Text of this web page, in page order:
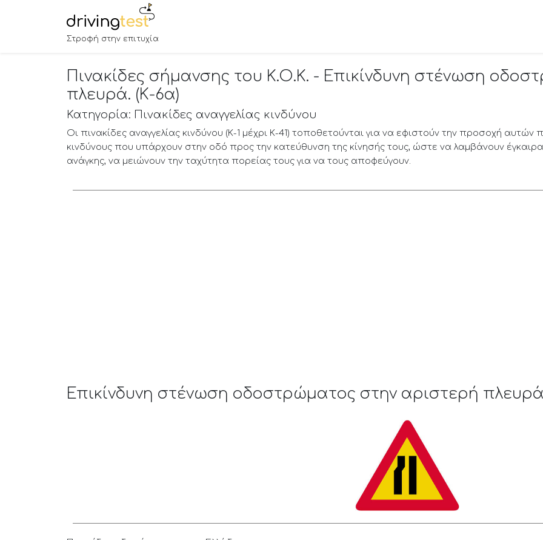
Στροφή στην επιτυχία
Πινακίδες σήμανσης του Κ.Ο.Κ. - Επικίνδυνη στένωση
πλευρά. (Κ-6α)
Κατηγορία: Πινακίδες αναγγελίας κινδύνου
Οι πινακίδες αναγγελίας κινδύνου (Κ-1 μέχρι Κ-41) τοποθετούνται για να εφιστούν την προσοχή αυτών
κινδύνους που υπάρχουν στην οδό προς την κατεύθυνση της κίνησής τους, ώστε να λαμβάνουν
ανάγκης, να μειώνουν την ταχύτητα πορείας τους για να τους αποφεύγουν.
Επικίνδυνη στένωση οδοστρώματος στην αριστερή